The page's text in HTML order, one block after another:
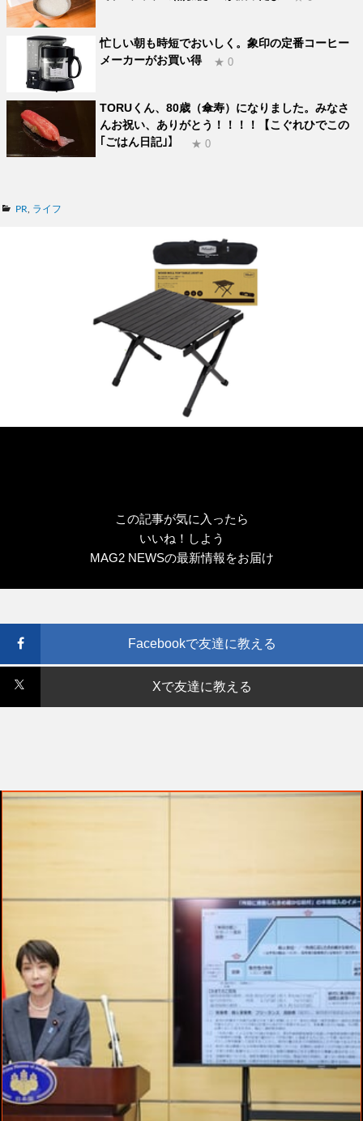
忙しい朝も時短でおいしく。象印の定番コーヒー
メーカーがお買い得
★ 0
TORUくん、80歳（傘寿）になりました。みなさ
んお祝い、ありがとう！！！！【こぐれひでこの
｢ごはん日記｣】
★ 0
カ
PR ライフ
この記事が気に入ったら
いいね！しよう
MAG2 NEWSの最新情報をお届け
Facebookで友達に教える
Xで友達に教える